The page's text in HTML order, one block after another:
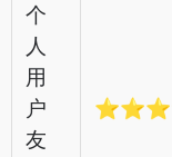
个
人
用
户
友